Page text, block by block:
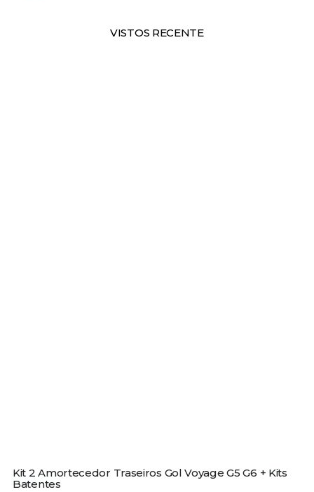
VISTOS RECENTE
Kit 2 Amortecedor Traseiros Gol Voyage G5 G6 + Kits
Batentes